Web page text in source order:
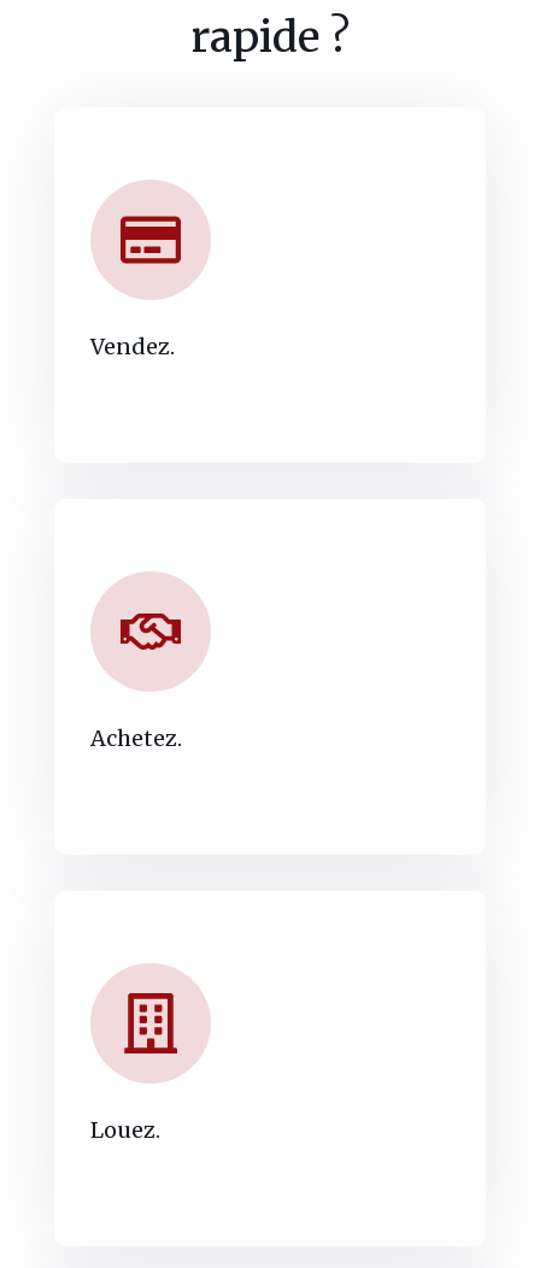
rapide ?
Vendez.
Achetez.
Louez.